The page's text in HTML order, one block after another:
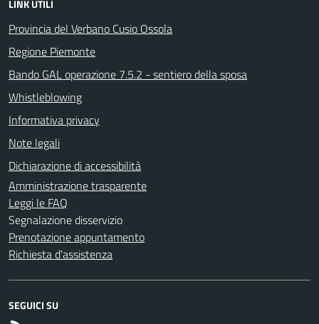
LINK UTILI
Provincia del Verbano Cusio Ossola
Regione Piemonte
Bando GAL operazione 7.5.2 - sentiero della sposa
Whistleblowing
Informativa privacy
Note legali
Dichiarazione di accessibilità
Amministrazione trasparente
Leggi le FAQ
Segnalazione disservizio
Prenotazione appuntamento
Richiesta d'assistenza
SEGUICI SU